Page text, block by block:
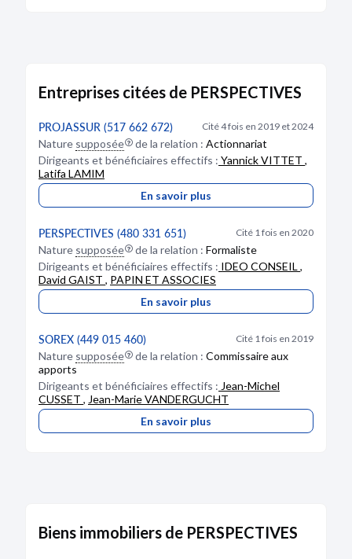
DÉPÔT DES COMPTES
RCS de Chambéry
Type de dépôt :Comptes annuels et rapports
Date de clôture :
9 Impasse du Taro 73100 Mouxy
Bodacc C n°20210129, annonce n°6119
RCS de Chambery
Dénomination :
Capital :388 000,00 €
Adresse :9 impasse du Taro 73100 Mouxy
acquisition, gestion et cession de toutes
Administration :Gérant : LAMIM, VITTET Latifa ;
Gérant : VITTET Yannick Georges
Entreprises citées de PERSPECTIVES
PROJASSUR (517 662 672) Cité 4 fois en 2019 et 2024
Nature supposée de la relation : Actionnariat
Dirigeants et bénéficiaires effectifs : Yannick VITTET ,
Latifa LAMIM
En savoir plus
PERSPECTIVES (480 331 651) Cité 1 fois en 2020
Nature supposée de la relation : Formaliste
Dirigeants et bénéficiaires effectifs : IDEO CONSEIL ,
David GAIST , PAPIN ET ASSOCIES
En savoir plus
SOREX (449 015 460) Cité 1 fois en 2019
Nature supposée de la relation : Commissaire aux
apports
Dirigeants et bénéficiaires effectifs : Jean-Michel
CUSSET , Jean-Marie VANDERGUCHT
En savoir plus
Biens immobiliers de PERSPECTIVES